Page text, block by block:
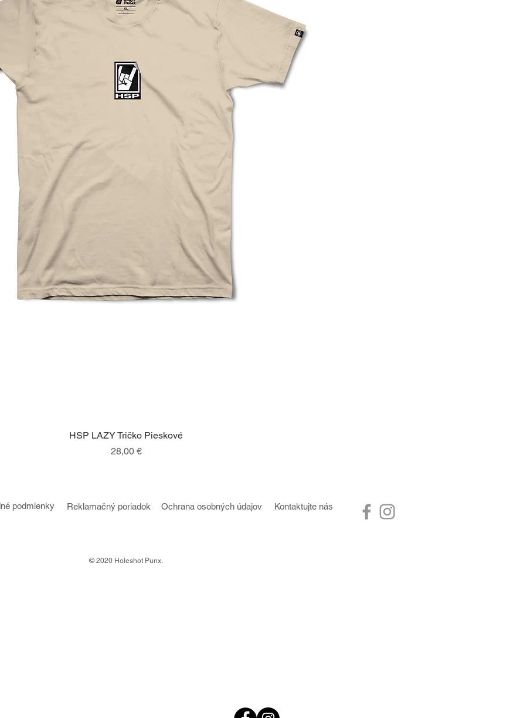
Rýchle zobrazenie
HSP LAZY Tričko Pieskové
Cena
28,00 €
podmienky Reklamačný poriadok Ochrana osobných údajov Kontaktujte nás
© 2020 Holeshot Punx.